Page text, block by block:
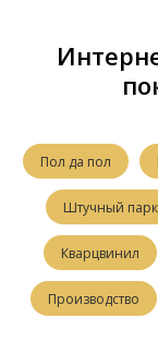
Пол да пол
Штучный
Кварцвинил
Производство